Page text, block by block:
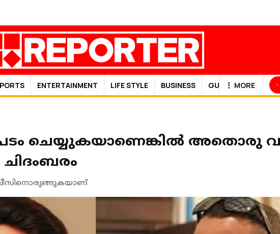
ENTERTAINMENT LIFE STYLE BUSINESS GULF NEWS
MORE
പടം ചെയ്യുകയാണെങ്കില്‍ അതൊരു
ചിദംബരം